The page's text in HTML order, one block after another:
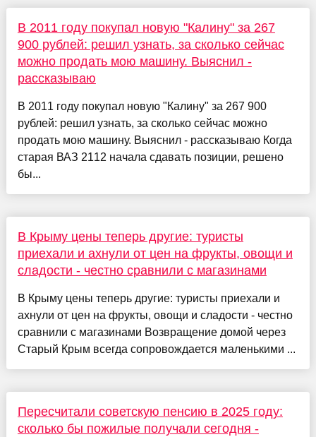
В 2011 году покупал новую "Калину" за 267
900 рублей: решил узнать, за сколько сейчас
можно продать мою машину. Выяснил -
рассказываю
В 2011 году покупал новую "Калину" за 267 900
рублей: решил узнать, за сколько сейчас можно
продать мою машину. Выяснил - рассказываю Когда
старая ВАЗ 2112 начала сдавать позиции, решено
бы...
В Крыму цены теперь другие: туристы
приехали и ахнули от цен на фрукты, овощи и
сладости - честно сравнили с магазинами
В Крыму цены теперь другие: туристы приехали и
ахнули от цен на фрукты, овощи и сладости - честно
сравнили с магазинами Возвращение домой через
Старый Крым всегда сопровождается маленькими ...
Пересчитали советскую пенсию в 2025 году:
сколько бы пожилые получали сегодня -